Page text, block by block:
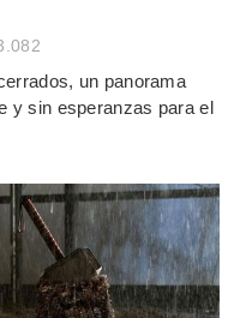
un panorama
y sin esperanzas para el